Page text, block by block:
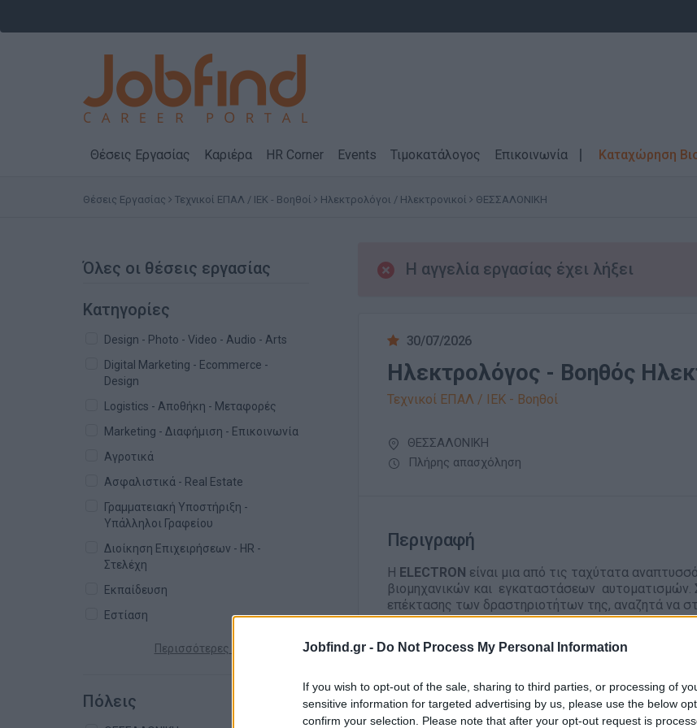
Jobfind.gr - Do Not Process My Personal Information
If you wish to opt-out of the sale, sharing to third parties, or processing of
sensitive information for targeted advertising by us, please use the below
confirm your selection. Please note that after your opt-out request is
Θέσεις Εργασίας Καριέρα HR Corner Events Τιμοκατάλογος Επικοινωνία Καταχώρηση
Θέσεις Εργασίας Τεχνικοί ΕΠΑΛ / ΙΕΚ - Βοηθοί Ηλεκτρολόγοι / Ηλεκτρονικοί ΘΕΣΣΑΛΟΝΙΚΗ
Όλες οι θέσεις εργασίας
Κατηγορίες
Design - Photo - Video - Audio - Arts
Digital Marketing - Ecommerce -
Design
Logistics - Αποθήκη - Μεταφορές
Marketing - Διαφήμιση - Επικοινωνία
Αγροτικά
Ασφαλιστικά - Real Estate
Γραμματειακή Υποστήριξη -
Υπάλληλοι Γραφείου
Διοίκηση Επιχειρήσεων - HR -
Στελέχη
Εκπαίδευση
Εστίαση
Περισσότερες κατηγορίες +
Πόλεις
Η αγγελία εργασίας έχει λήξει
30/07/2026
Ηλεκτρολόγος - Βοηθός
Τεχνικοί ΕΠΑΛ / ΙΕΚ - Βοηθοί
ΘΕΣΣΑΛΟΝΙΚΗ
Πλήρης απασχόληση
Περιγραφή
Η ELECTRON είναι μια από τις ταχύτατα
βιομηχανικών και εγκαταστάσεων αυτοματισμών.
επέκτασης των δραστηριοτήτων της, αναζητά να
ηλεκτρολόγους και βοηθούςγια μόνιμη εργασία
Παρακαλούνται οι ενδιαφερόμενοι να στείλουν
Για οποιαδήποτε πληροφορία μη διστάσετε να